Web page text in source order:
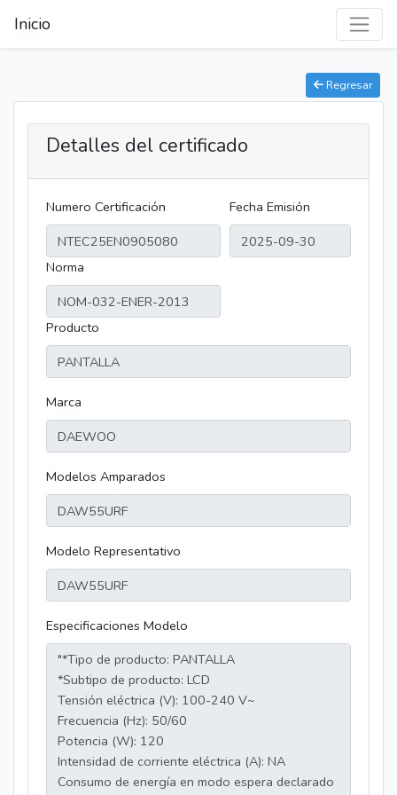
Inicio
Regresar
Detalles del certificado
Numero Certificación Fecha Emisión
Norma
Producto
Marca
Modelos Amparados
Modelo Representativo
Especificaciones Modelo